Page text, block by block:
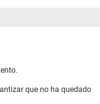
que no ha quedado